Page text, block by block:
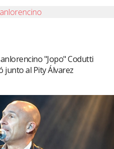
"Jopo" Codutti
junto al Pity Álvarez